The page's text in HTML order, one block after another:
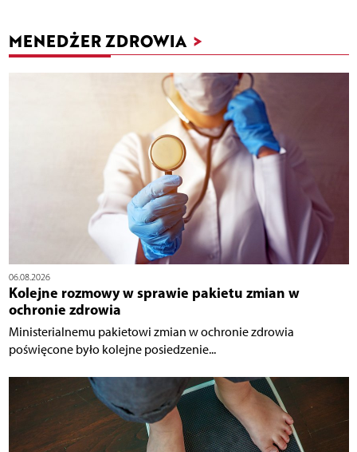
MENEDŻER ZDROWIA >
06.08.2026
Kolejne rozmowy w sprawie pakietu zmian w
ochronie zdrowia
Ministerialnemu pakietowi zmian w ochronie zdrowia
poświęcone było kolejne posiedzenie...